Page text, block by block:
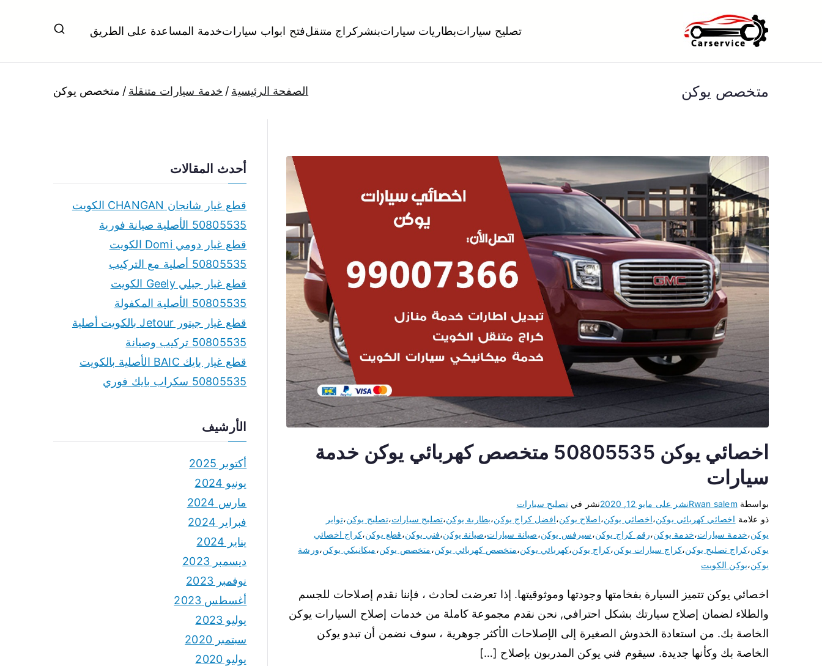
بنشر متنقل الكويت
بنشر متنقل الكويت كهرباء وبنشر تبديل تواير تواير اطارات عجلات تصليح وصيانة سيارات امام المنزل تبديل بطاريات بارخص الاسعار
تصليح سياراتبطاريات سياراتبنشر كراج متنقلفتح ابواب سياراتخدمة المساعدة على الطريق
متخصص يوكن الصفحة الرئيسية خدمة سيارات متنقلة متخصص يوكن
اخصائي يوكن 50805535 متخصص كهربائي يوكن خدمة
سيارات
بواسطة Rwan salemنشر على مايو 12, 2020 نشر فيتصليح سيارات
ذو علامة اخصائي كهربائي يوكن،اخصائي يوكن،اصلاح يوكن،افضل كراج يوكن،بطارية يوكن،تصليح سيارات،تصليح يوكن،تواير
يوكن،خدمة سيارات،خدمة يوكن،رقم كراج يوكن،سيرفس يوكن،صيانة سيارات،صيانة يوكن،فني يوكن،قطع يوكن،كراج اخصائي
يوكن،كراج تصليح يوكن،كراج سيارات يوكن،كراج يوكن،كهربائي يوكن،متخصص كهربائي يوكن،متخصص يوكن،ميكانيكي يوكن،ورشة
يوكن،يوكن الكويت
اخصائي يوكن تتميز السيارة بفخامتها وجودتها وموثوقيتها. إذا تعرضت لحادث ، فإننا نقدم إصلاحات للجسم
والطلاء لضمان إصلاح سيارتك بشكل احترافي, نحن نقدم مجموعة كاملة من خدمات إصلاح السيارات يوكن
الخاصة بك. من استعادة الخدوش الصغيرة إلى الإصلاحات الأكثر جوهرية ، سوف نضمن أن تبدو يوكن
الخاصة بك وكأنها جديدة. سيقوم فني يوكن المدربون بإصلاح […]
أحدث المقالات
قطع غيار شانجان CHANGAN الكويت
50805535 الأصلية صيانة فورية
قطع غيار دومي Domi الكويت
50805535 أصلية مع التركيب
قطع غيار جيلي Geely الكويت
50805535 الأصلية المكفولة
قطع غيار جيتور Jetour بالكويت أصلية
50805535 تركيب وصيانة
قطع غيار بايك BAIC الأصلية بالكويت
50805535 سكراب بايك فوري
الأرشيف
أكتوبر 2025
يونيو 2024
مارس 2024
فبراير 2024
يناير 2024
ديسمبر 2023
نوفمبر 2023
أغسطس 2023
يوليو 2023
سبتمبر 2020
يوليو 2020